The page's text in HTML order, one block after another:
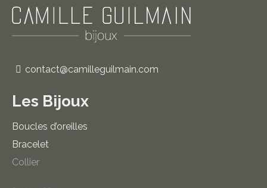
contact@camilleguilmain.com
Les Bijoux
Boucles d’oreilles
Bracelet
Collier